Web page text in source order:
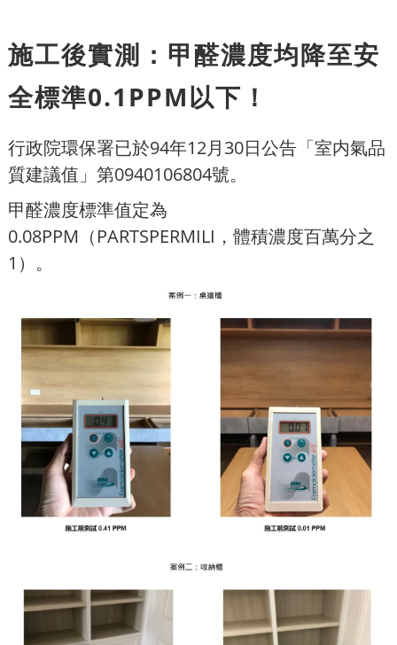
施工後實測：甲醛濃度均降至安
全標準0.1PPM以下！
行政院環保署已於94年12月30日公告「室内氣品
質建議值」第0940106804號。
甲醛濃度標準值定為
0.08PPM（PARTSPERMILI，體積濃度百萬分之
1）。